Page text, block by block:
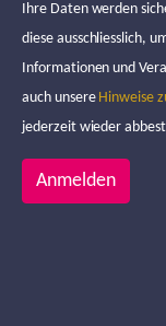
Ihre Daten werden
diese ausschliesslich,
Informationen und
auch unsere Hinweise
jederzeit wieder
Anmelden